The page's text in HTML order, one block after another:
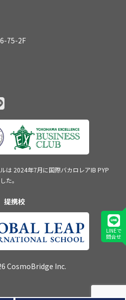
75-2F
は 2024年7月に国際バカロレアIB PYP
た。
提携校
CosmoBridge Inc.
LINEで
問合せ